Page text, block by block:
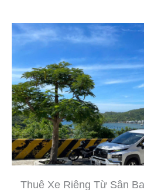
Thuê Xe Riêng Từ Sân